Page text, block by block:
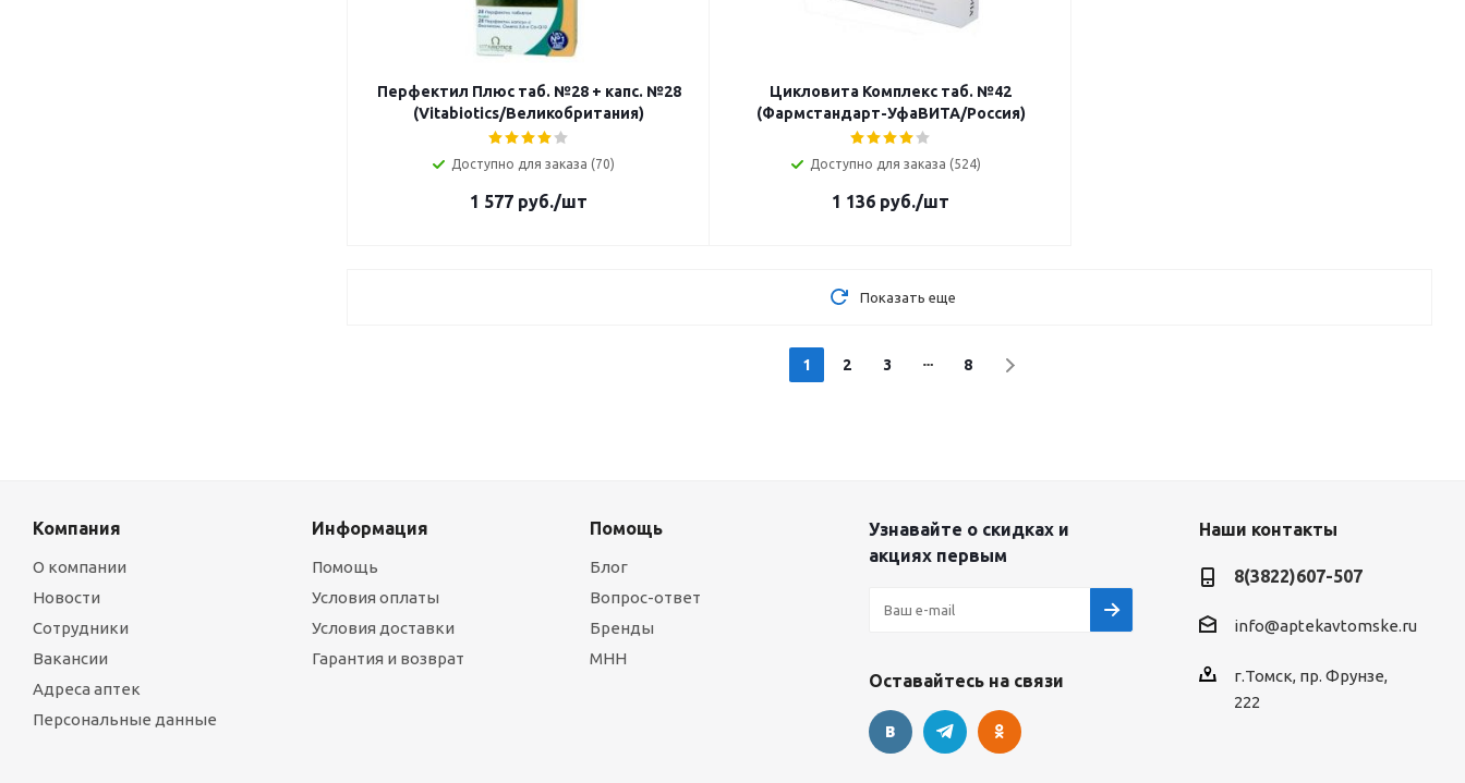
Перфектил Плюс таб. №28 + капс. №28
(Vitabiotics/Великобритания)
Доступно для заказа (70)
1 577 руб./шт
Цикловита Комплекс таб. №42
(Фармстандарт-УфаВИТА/Россия)
Доступно для заказа (524)
1 136 руб./шт
Показать еще
1 2 3 8
Компания
О компании
Новости
Сотрудники
Вакансии
Адреса аптек
Персональные данные
Информация
Помощь
Условия оплаты
Условия доставки
Гарантия и возврат
Помощь
Блог
Вопрос-ответ
Бренды
МНН
Узнавайте о скидках и
акциях первым
Оставайтесь на связи
Наши контакты
8(3822)607-507
info@aptekavtomske.ru
г.Томск, пр. Фрунзе,
222